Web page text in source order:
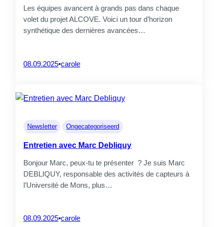
Les équipes avancent à grands pas dans chaque
volet du projet ALCOVE. Voici un tour d’horizon
synthétique des dernières avancées…
08.09.2025•carole
Newsletter Ongecategoriseerd
Entretien avec Marc Debliquy
Bonjour Marc, peux-tu te présenter ? Je suis Marc
DEBLIQUY, responsable des activités de capteurs à
l’Université de Mons, plus…
08.09.2025•carole